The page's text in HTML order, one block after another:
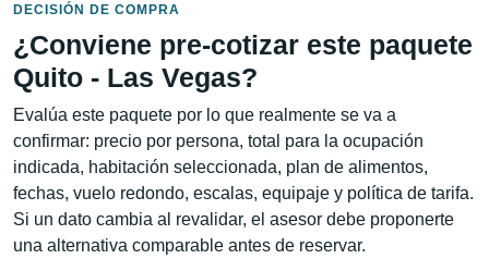
DECISIÓN DE COMPRA
¿Conviene pre-cotizar este paquete
Quito - Las Vegas?
Evalúa este paquete por lo que realmente se va a
confirmar: precio por persona, total para la ocupación
indicada, habitación seleccionada, plan de alimentos,
fechas, vuelo redondo, escalas, equipaje y política de tarifa.
Si un dato cambia al revalidar, el asesor debe proponerte
una alternativa comparable antes de reservar.